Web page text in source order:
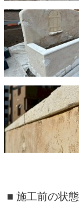
■ 施工前の状態